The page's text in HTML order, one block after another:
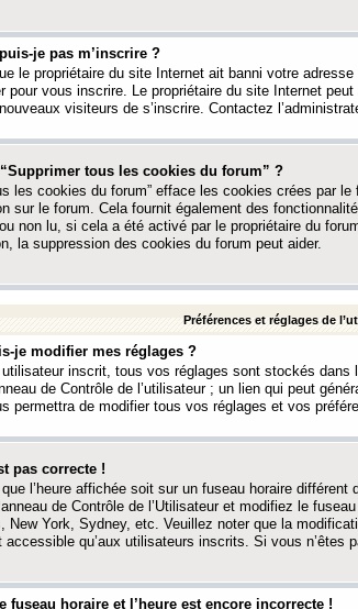
je pas m’inscrire ?
le propriétaire du site Internet ait banni votre
pour vous inscrire. Le propriétaire du site Internet
visiteurs de s’inscrire. Contactez
tous les cookies du forum” ?
les cookies du forum” efface les cookies crées par
sur le forum. Cela fournit également des
non lu, si cela a été activé par le propriétaire du
la suppression des cookies du forum peut aider.
Préférences et réglages de
je modifier mes réglages ?
inscrit, tous vos réglages sont stockés dans
de Contrôle de l’utilisateur ; un lien qui peut
permettra de modifier tous vos réglages et vos
pas correcte !
que l’heure affichée soit sur un fuseau horaire
de Contrôle de l’Utilisateur et modifiez le
New York, Sydney, etc. Veuillez noter que la
accessible qu’aux utilisateurs inscrits. Si vous n’êtes
fuseau horaire et l’heure est encore incorrecte !